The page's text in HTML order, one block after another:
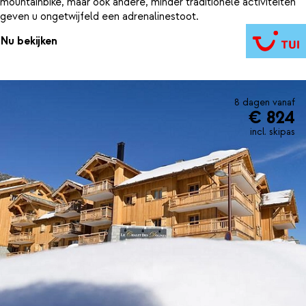
geven u ongetwijfeld een adrenalinestoot.
Nu bekijken
8 dagen vanaf
€ 824
incl. skipas